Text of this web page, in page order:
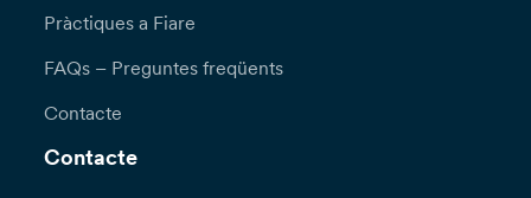
Pràctiques a Fiare
FAQs – Preguntes freqüents
Contacte
Contacte